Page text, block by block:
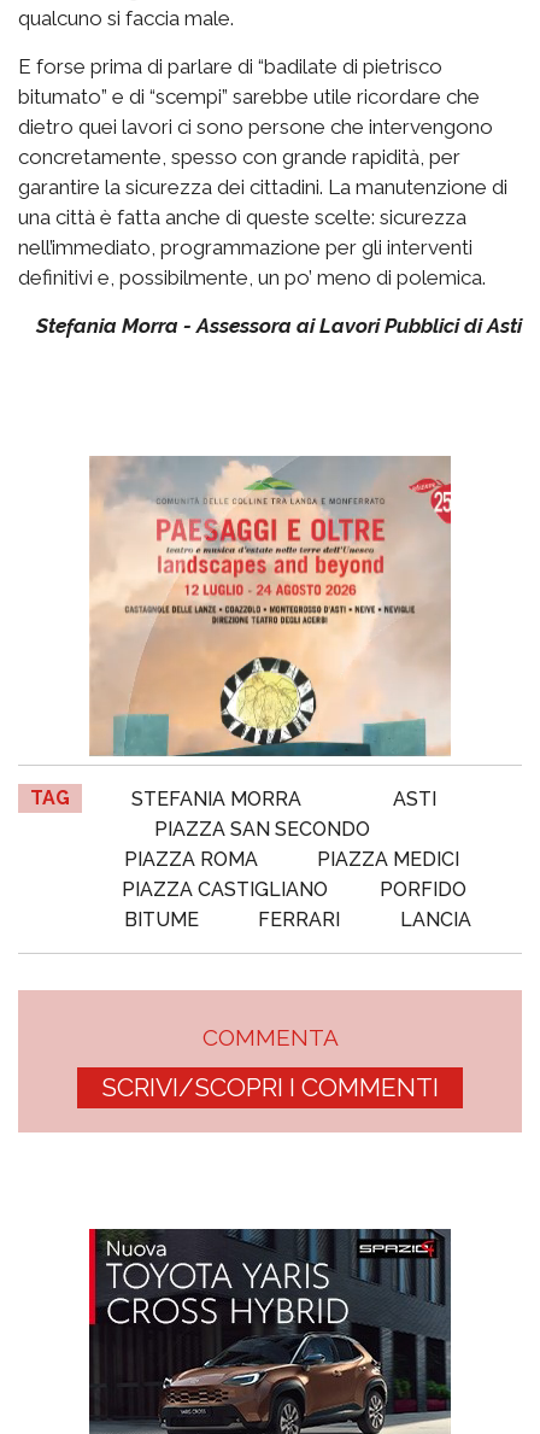
qualcuno si faccia male.
E forse prima di parlare di “badilate di pietrisco
bitumato” e di “scempi” sarebbe utile ricordare che
dietro quei lavori ci sono persone che intervengono
concretamente, spesso con grande rapidità, per
garantire la sicurezza dei cittadini. La manutenzione di
una città è fatta anche di queste scelte: sicurezza
nell’immediato, programmazione per gli interventi
definitivi e, possibilmente, un po’ meno di polemica.
Stefania Morra - Assessora ai Lavori Pubblici di Asti
TAG STEFANIA MORRA
ASTI
PIAZZA SAN SECONDO
PIAZZA ROMA
PIAZZA MEDICI
PIAZZA CASTIGLIANO
PORFIDO
BITUME
FERRARI LANCIA
COMMENTA
SCRIVI/SCOPRI I COMMENTI